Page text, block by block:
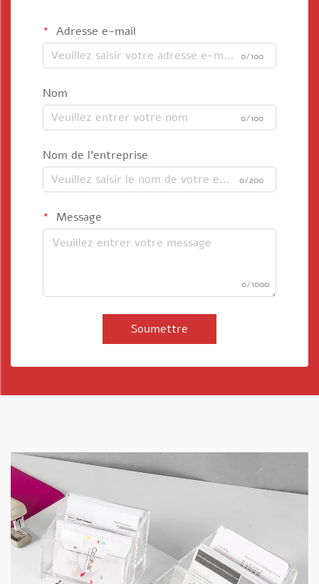
Adresse e-mail
0/100
Nom
0/100
Nom de l'entreprise
0/200
Message
0/1000
Soumettre